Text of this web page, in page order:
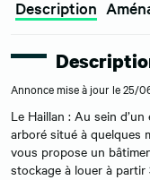
Description
Annonce mise à jour le 25/
Le Haillan : Au sein
arboré situé à quelques
vous propose un
stockage à louer à partir